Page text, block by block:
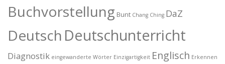
Buchvorstellung Bunt Chang Ching DaZ
Deutsch Deutschunterricht
Diagnostik eingewanderte Wörter Einzigartigkeit Englisch Erkennen